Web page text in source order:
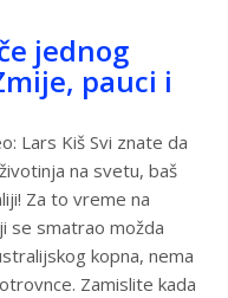
jednog
pauci i
Lars Kiš Svi znate da
na svetu, baš
Za to vreme na
se smatrao možda
kopna, nema
Zamislite kada